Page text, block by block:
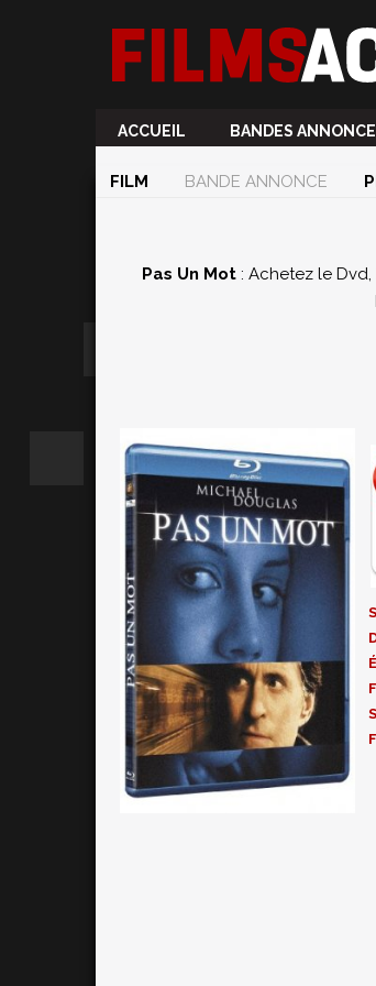
ACCUEIL BANDES
FILM BANDE ANNONCE
Pas Un Mot: Achetez le